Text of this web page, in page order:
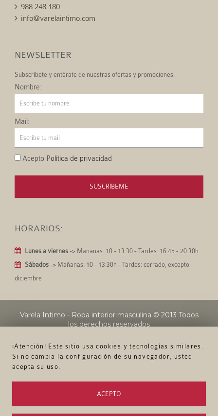
¡Atención! Este sitio usa cookies y tecnologías similares.
Si no cambia la configuración de su navegador, usted
acepta su uso.
ACEPTO
988 248 180
info@varelaintimo.com
NEWSLETTER
Subscríbete y entérate de nuestras ofertas y promociones.
Nombre:
Mail:
Acepto Política de privacidad
SUSCRÍBEME
HORARIOS:
Lunes a viernes -> Mañanas: 10 - 13:30 - Tardes: 16:45 - 20:30h
Sábados -> Mañanas: 10 - 13:30h - Tardes: cerrado, excepto
diciembre
Varela Intimo - Ropa interior masculina © 2013 Todos
los derechos reservados